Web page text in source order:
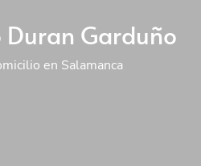
Duran Garduño
en Salamanca